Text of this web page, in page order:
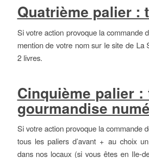
Quatrième palier :
Si votre action provoque la commande
mention de votre nom sur le site de La
2 livres.
Cinquième palier
gourmandise
Si votre action provoque la commande
tous les paliers d’avant + au choix
dans nos locaux (si vous êtes en Ile-